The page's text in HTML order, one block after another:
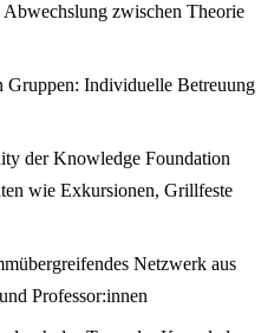
zwischen Theorie
Gruppen: Individuelle Betreuung
der Knowledge Foundation
wie Exkursionen, Grillfeste
Netzwerk aus
Professor:innen